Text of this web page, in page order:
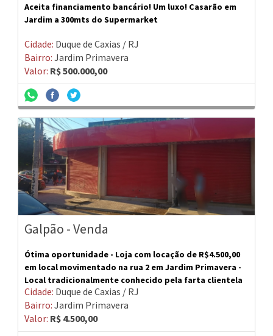
Aceita financiamento bancário! Um luxo! Casarão em
Jardim a 300mts do Supermarket
Cidade: Duque de Caxias / RJ
Bairro: Jardim Primavera
Valor: R$ 500.000,00
Galpão - Venda
Ótima oportunidade - Loja com locação de R$4.500,00
em local movimentado na rua 2 em Jardim Primavera -
Local tradicionalmente conhecido pela farta clientela
e comércio. Ótima oportunidade pra você investidor
Cidade: Duque de Caxias / RJ
Bairro: Jardim Primavera
Valor: R$ 4.500,00